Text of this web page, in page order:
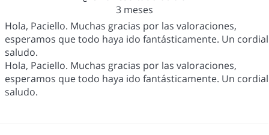
3 meses
Hola, Paciello. Muchas gracias por las valoraciones,
esperamos que todo haya ido fantásticamente. Un cordial
saludo.
Hola, Paciello. Muchas gracias por las valoraciones,
esperamos que todo haya ido fantásticamente. Un cordial
saludo.